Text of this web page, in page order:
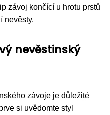
závoj končící u hrotu prstů
nevěsty.
nevěstinský
závoje je důležité
si uvědomte styl